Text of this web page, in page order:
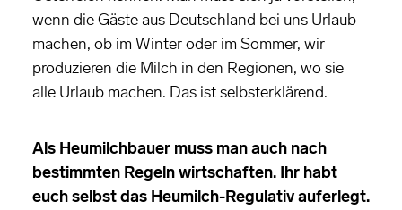
wenn die Gäste aus Deutschland bei uns Urlaub
machen, ob im Winter oder im Sommer, wir
produzieren die Milch in den Regionen, wo sie
alle Urlaub machen. Das ist selbsterklärend.
Als Heumilchbauer muss man auch nach
bestimmten Regeln wirtschaften. Ihr habt
euch selbst das Heumilch-Regulativ auferlegt.